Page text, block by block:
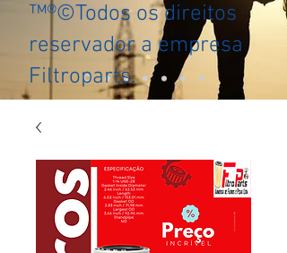
™®©Todos os direitos
reservador a empresa
Filtroparts.